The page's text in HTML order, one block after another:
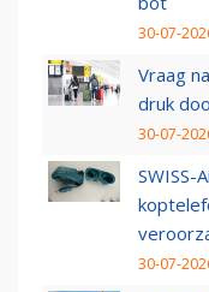
30-07-
Vraag
druk
30-07-
SWISS-
30-07-